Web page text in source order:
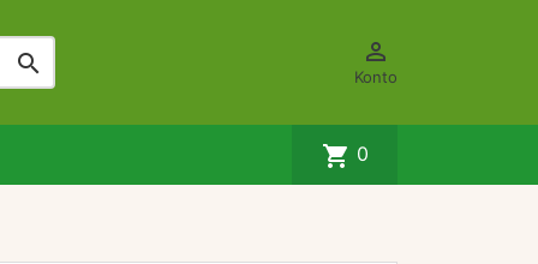
 
Konto
shopping_cart 0